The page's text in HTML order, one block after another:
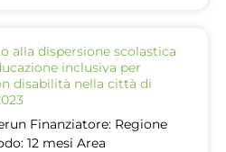
alla dispersione scolastica
inclusiva per
disabilità nella città di
Finanziatore: Regione
12 mesi Area